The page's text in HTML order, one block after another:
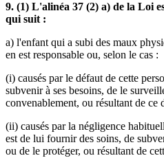
9. (1) L'alinéa 37 (2) a) de la Loi
qui suit :
a) l'enfant qui a subi des maux
en est responsable ou, selon le cas :
(i) causés par le défaut de cette
subvenir à ses besoins, de le
convenablement, ou résultant de ce
(ii) causés par la négligence
est de lui fournir des soins, de
ou de le protéger, ou résultant de